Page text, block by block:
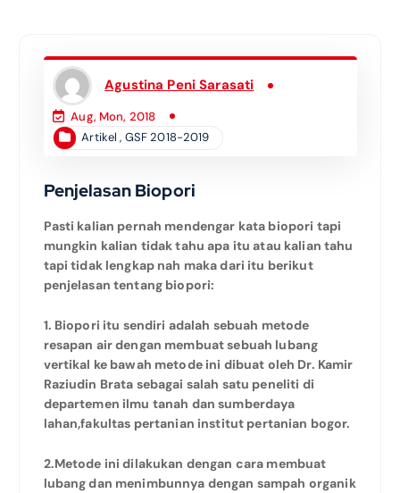
Agustina Peni Sarasati
Aug, Mon, 2018
Artikel , GSF 2018-2019
Penjelasan Biopori
Pasti kalian pernah mendengar kata biopori tapi
mungkin kalian tidak tahu apa itu atau kalian tahu
tapi tidak lengkap nah maka dari itu berikut
penjelasan tentang biopori:
1. Biopori itu sendiri adalah sebuah metode
resapan air dengan membuat sebuah lubang
vertikal ke bawah metode ini dibuat oleh Dr. Kamir
Raziudin Brata sebagai salah satu peneliti di
departemen ilmu tanah dan sumberdaya
lahan,fakultas pertanian institut pertanian bogor.
2.Metode ini dilakukan dengan cara membuat
lubang dan menimbunnya dengan sampah organik